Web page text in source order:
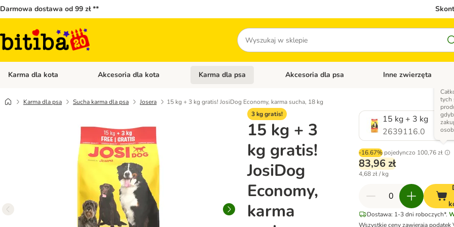
Darmowa dostawa od 99 zł **
Szukaj
Karma dla kota Otwórz menu kategorii: Karma dla kota
Akcesoria dla kota Otwórz menu kategorii: Akcesoria dla kota
Karma dla psa Otwórz menu kategorii: Karma dla psa
Akcesoria dla psa Otwórz menu kategorii:
Inne zwierzęta
Karma dla psa Sucha karma dla psa Josera
15 kg + 3 kg gratis! JosiDog Economy, karma sucha, 18 kg
3 kg gratis!
15 kg + 3
kg gratis!
JosiDog
Economy,
karma
15 kg + 3 kg
2639116.0
-16.67% pojedynczo 100,76 zł
tych
83,96 zł
4,68 zł / kg
Dostawa: 1-3 dni roboczych*.
Wszystkie ceny zawierają podatek